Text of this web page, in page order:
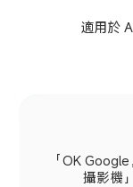
適用於
「OK
攝影機」